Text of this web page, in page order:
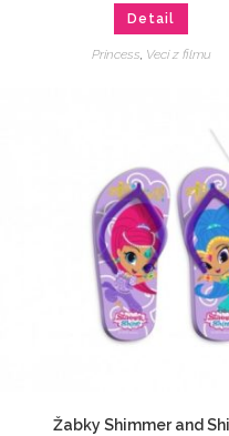
Detail
Princess Veci z filmu
Žabky Shimmer and